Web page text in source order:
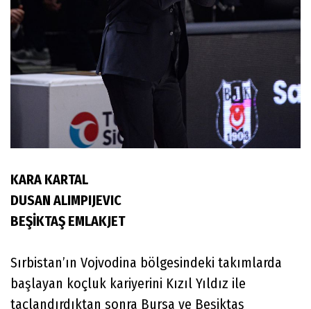
KARA KARTAL
DUSAN ALIMPIJEVIC
BEŞİKTAŞ EMLAKJET
Sırbistan’ın Vojvodina bölgesindeki takımlarda
başlayan koçluk kariyerini Kızıl Yıldız ile
taçlandırdıktan sonra Bursa ve Beşiktaş